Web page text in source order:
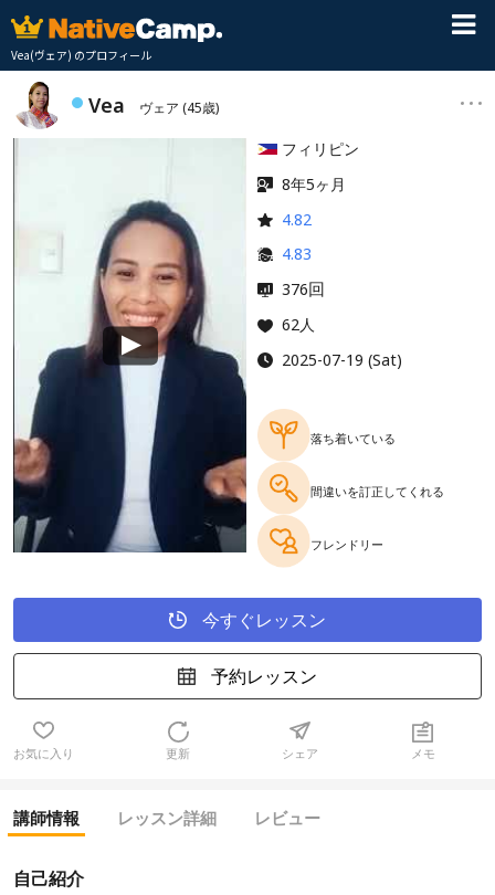
Vea(ヴェア) のプロフィール
Vea ヴェア (45歳)
フィリピン
8年5ヶ月
4.82
4.83
376回
62人
2025-07-19 (Sat)
落ち着いている
間違いを訂正してくれる
フレンドリー
今すぐレッスン
予約レッスン
お気に入り 更新 シェア メモ
講師情報 レッスン詳細 レビュー
自己紹介